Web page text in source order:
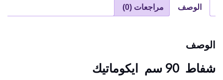
الوصف مراجعات (0)
الوصف
شفاط 90 سم ايكوماتيك